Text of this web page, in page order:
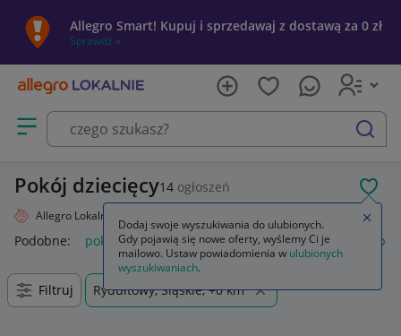
Allegro Smart! Kupuj i sprzedawaj z dostawą za 0 zł
Sprawdź »
Otwórz menu z kategoriami
szukaj
Pokój dziecięcy14 ogłoszeń
Allegro Lokalnie
Podobne: pokój dziecięcy tapeta pokój dziecięcy meble
Filtruj Rydułtowy, Śląskie, +0 km
Dodaj swoje wyszukiwania do ulubionych.
Gdy pojawią się nowe oferty, wyślemy Ci je
mailowo. Ustaw powiadomienia w ulubionych
wyszukiwaniach.